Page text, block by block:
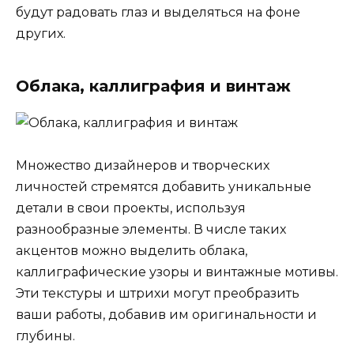
будут радовать глаз и выделяться на фоне
других.
Облака, каллиграфия и винтаж
Множество дизайнеров и творческих
личностей стремятся добавить уникальные
детали в свои проекты, используя
разнообразные элементы. В числе таких
акцентов можно выделить облака,
каллиграфические узоры и винтажные мотивы.
Эти текстуры и штрихи могут преобразить
ваши работы, добавив им оригинальности и
глубины.